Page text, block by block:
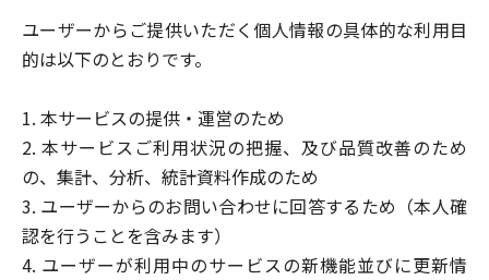
ユーザーからご提供いただく個人情報の具体的な利用目
的は以下のとおりです。
1. 本サービスの提供・運営のため
2. 本サービスご利用状況の把握、及び品質改善のため
の、集計、分析、統計資料作成のため
3. ユーザーからのお問い合わせに回答するため（本人確
認を行うことを含みます）
4. ユーザーが利用中のサービスの新機能並びに更新情